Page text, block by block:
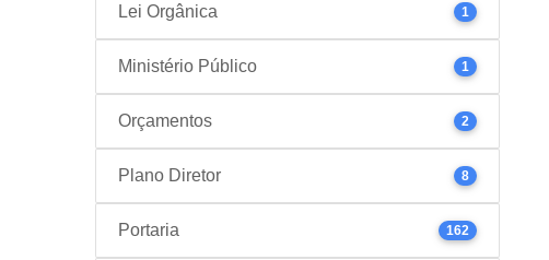
Lei Orgânica 1
Ministério Público 1
Orçamentos 2
Plano Diretor 8
Portaria 162